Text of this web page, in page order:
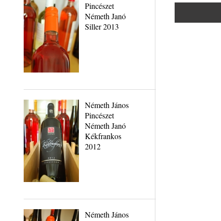
Pincészet
Németh Janó
Siller 2013
Németh János
Pincészet
Németh Janó
Kékfrankos
2012
Németh János